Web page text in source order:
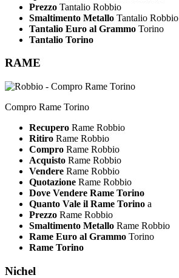
Prezzo Tantalio Robbio
Smaltimento Metallo Tantalio Robbio
Tantalio Euro al Grammo Torino
Tantalio Torino
RAME
Compro Rame Torino
Recupero Rame Robbio
Ritiro Rame Robbio
Compro Rame Robbio
Acquisto Rame Robbio
Vendere Rame Robbio
Quotazione Rame Robbio
Dove Vendere Rame Torino
Quanto Vale il Rame Torino a
Prezzo Rame Robbio
Smaltimento Metallo Rame Robbio
Rame Euro al Grammo Torino
Rame Torino
Nichel